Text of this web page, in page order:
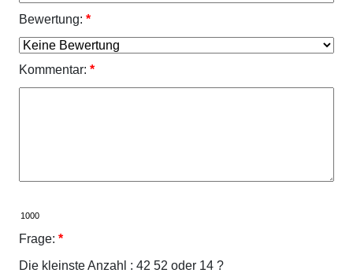
Bewertung: *
Kommentar: *
Frage: *
Die kleinste Anzahl : 42 52 oder 14 ?